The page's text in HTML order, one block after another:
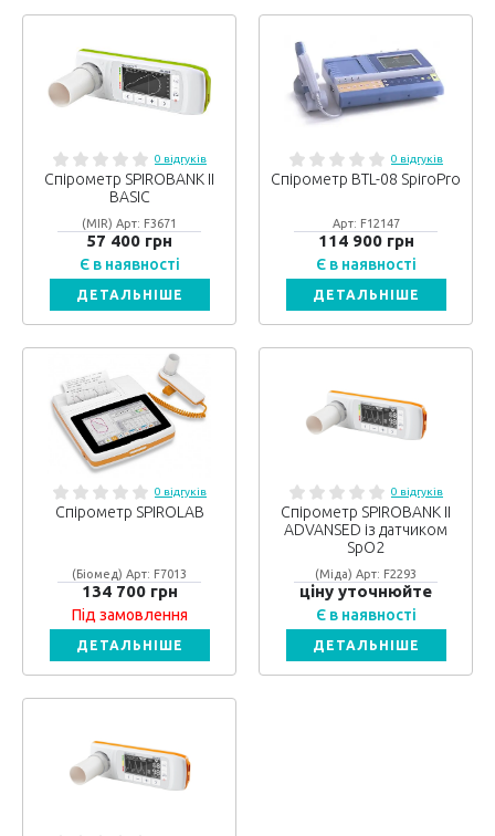
0 відгуків
Спірометр SPIROBANK II
BASIC
(MIR) Арт: F3671
57 400 грн
Є в наявності
ДЕТАЛЬНІШЕ
0 відгуків
Спірометр BTL-08 SpiroPro
Арт: F12147
114 900 грн
Є в наявності
ДЕТАЛЬНІШЕ
0 відгуків
Спірометр SPIROLAB
(Біомед) Арт: F7013
134 700 грн
Під замовлення
ДЕТАЛЬНІШЕ
0 відгуків
Спірометр SPIROBANK II
ADVANSED із датчиком
SpO2
(Міда) Арт: F2293
ціну уточнюйте
Є в наявності
ДЕТАЛЬНІШЕ